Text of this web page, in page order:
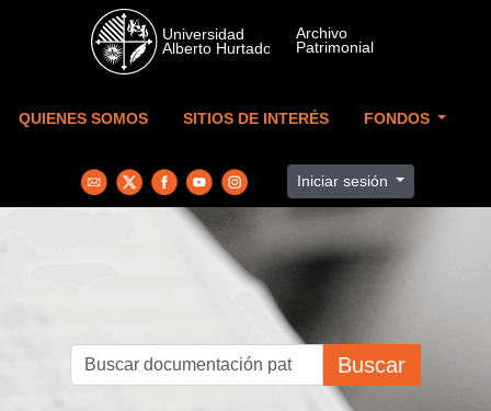
Skip to main content
QUIENES SOMOS SITIOS DE INTERÉS FONDOS
Iniciar sesión
Buscar